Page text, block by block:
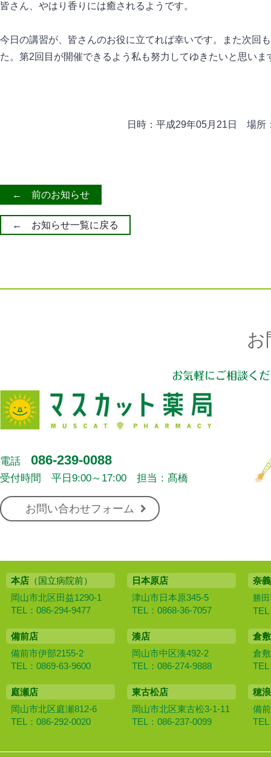
皆さん、やはり香りには癒されるようです。
今日の講習が、皆さんのお役に立てれば幸いです。また次回
た。第2回目が開催できるよう私も努力してゆきたいと思い
日時：平成29年05月21日 場所
← 前のお知らせ
← お知らせ一覧に戻る
お
お気軽にご相談く
電話 086-239-0088
受付時間 平日9:00～17:00 担当：髙橋
お問い合わせフォーム
本店 （国立病院前）
岡山市北区田益1290-1
TEL：086-294-9477
日本原店
津山市日本原345-5
TEL：0868-36-7057
奈
勝
TEL
備前店
備前市伊部2155-2
TEL：0869-63-9600
湊店
岡山市中区湊492-2
TEL：086-274-9888
倉
倉
TEL
庭瀬店
岡山市北区庭瀬812-6
TEL：086-292-0020
東古松店
岡山市北区東古松3-1-11
TEL：086-237-0099
穂
備
TEL